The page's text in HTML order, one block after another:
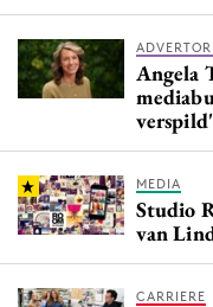
Angela
verspild'
MEDIA
Studio
van
CARRIERE